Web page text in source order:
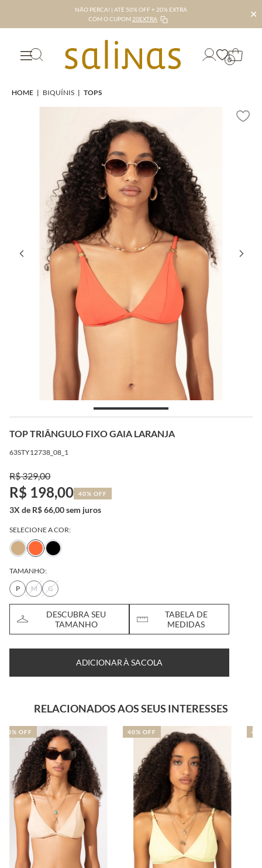
NÃO PERCA! | ATÉ 50% OFF + 20% EXTRA
COM O CUPOM 20EXTRA ✕
0
HOME | BIQUÍNIS | TOPS
TOP TRIÂNGULO FIXO GAIA LARANJA
63STY12738_08_1
R$ 329,00
R$ 198,00 40% OFF
3X de R$ 66,00 sem juros
SELECIONE A COR:
TAMANHO:
P
M G
DESCUBRA SEU
TAMANHO
TABELA DE
MEDIDAS
ADICIONAR À SACOLA
RELACIONADOS AOS SEUS INTERESSES
40% OFF 41% OFF